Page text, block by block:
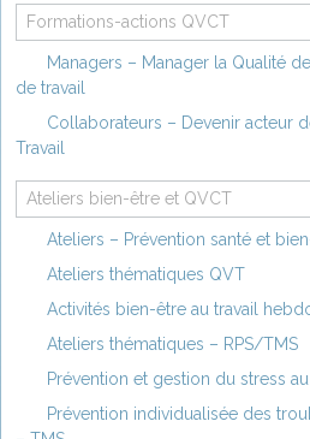
Formations-actions QVCT
Managers – Manager la Qualité
de travail
Collaborateurs – Devenir acteur
Travail
Ateliers bien-être et QVCT
Ateliers – Prévention santé et
Ateliers thématiques QVT
Activités bien-être au travail
Ateliers thématiques – RPS/TMS
Prévention et gestion du stress au
Prévention individualisée des